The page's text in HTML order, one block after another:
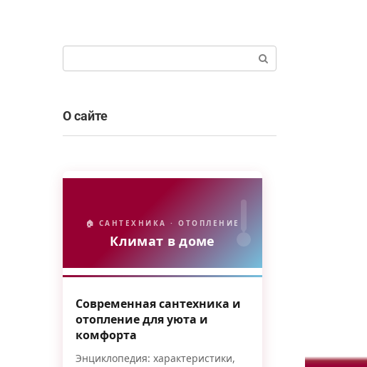
О сайте
🏠 САНТЕХНИКА · ОТОПЛЕНИЕ
Климат в доме
Современная сантехника и
отопление для уюта и
комфорта
Энциклопедия: характеристики,